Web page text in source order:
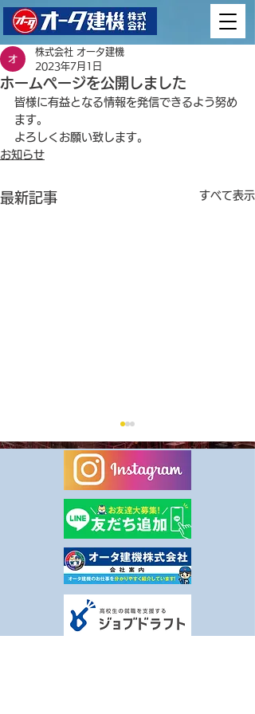
ホームページを公開しました
株式会社 オータ建機
2023年7月1日
皆様に有益となる情報を発信できるよう努め
ます。
よろしくお願い致します。
お知らせ
最新記事 すべて表示
8月休業日のお知らせ